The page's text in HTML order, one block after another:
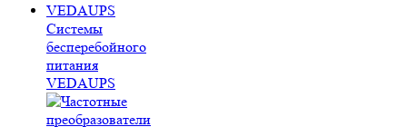
Системы
бесперебойного
питания
VEDAUPS